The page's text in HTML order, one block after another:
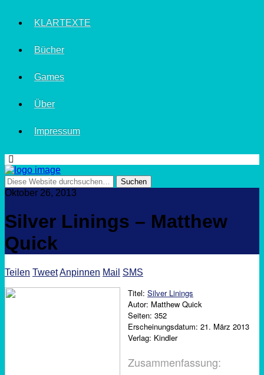
KLARTEXTE
Bücher
Games
Über
Impressum
Oktober 26, 2013
Silver Linings – Matthew
Quick
Teilen TweetAnpinnen Mail SMS
Titel: Silver Linings
Autor: Matthew Quick
Seiten: 352
Erscheinungsdatum: 21. März 2013
Verlag: Kindler
Zusammenfassung: